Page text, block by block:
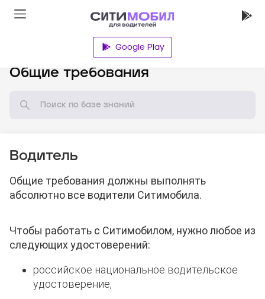
Google Play
Общие требования
Водитель
Общие требования должны выполнять
абсолютно все водители Ситимобила.
Чтобы работать с Ситимобилом, нужно любое из
следующих удостоверений:
российское национальное водительское
удостоверение,